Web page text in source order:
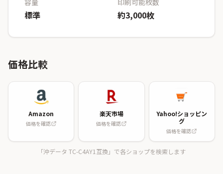
容量
標準
印刷可能枚数
約3,000枚
価格比較
Amazon
価格を確認
楽天市場
価格を確認
Yahoo!ショッピン
グ
価格を確認
「沖データ TC-C4AY1互換」で各ショップを検索します